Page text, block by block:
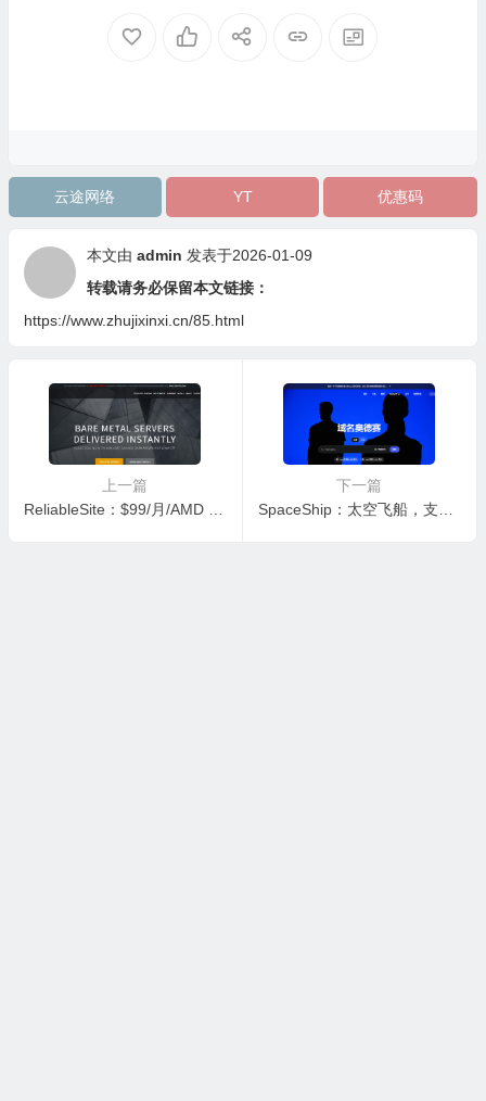
荷兰/德国/洛杉矶等
云途网络 YT 优惠码
本文由 admin 发表于2026-01-09
转载请务必保留本文链接：
https://www.zhujixinxi.cn/85.html
上一篇
下一篇